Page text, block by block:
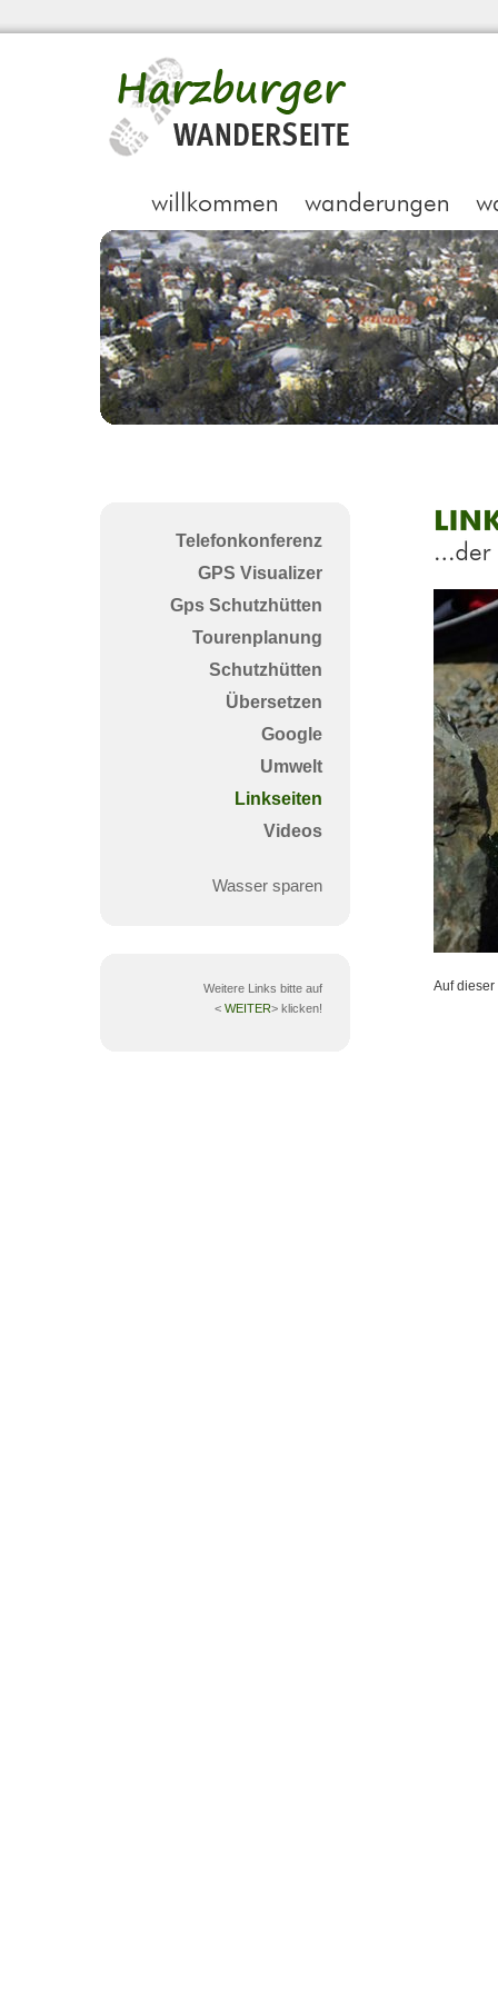
Telefonkonferenz
GPS Visualizer
Gps Schutzhütten
Tourenplanung
Schutzhütten
Übersetzen
Google
Umwelt
Linkseiten
Videos
Wasser sparen
Weitere Links bitte auf
< WEITER> klicken!
Auf